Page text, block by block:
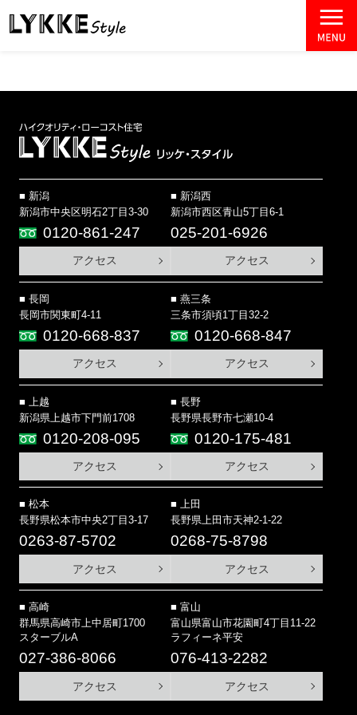
新潟
新潟市中央区明石2丁目3-30
0120-861-247
アクセス
新潟西
新潟市西区青山5丁目6-1
025-201-6926
アクセス
長岡
長岡市関東町4-11
0120-668-837
アクセス
燕三条
三条市須頃1丁目32-2
0120-668-847
アクセス
上越
新潟県上越市下門前1708
0120-208-095
アクセス
長野
長野県長野市七瀬10-4
0120-175-481
アクセス
松本
長野県松本市中央2丁目3-17
0263-87-5702
アクセス
上田
長野県上田市天神2-1-22
0268-75-8798
アクセス
高崎
群馬県高崎市上中居町1700
スターブルA
027-386-8066
アクセス
富山
富山県富山市花園町4丁目11-22
ラフィーネ平安
076-413-2282
アクセス